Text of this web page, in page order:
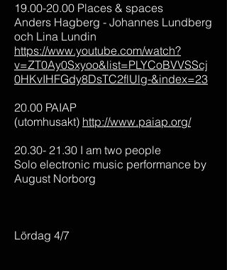
19.00-20.00 Places & spaces
Anders Hagberg - Johannes Lundberg
och Lina Lundin
https://www.youtube.com/watch?
v=ZT0Ay0Sxyoo&list=PLYCoBVVSScj
0HKvIHFGdy8DsTC2flUlg-&index=23
20.00 PAIAP
(utomhusakt) http://www.paiap.org/
20.30- 21.30 I am two people
Solo electronic music performance by
August Norborg
Lördag 4/7